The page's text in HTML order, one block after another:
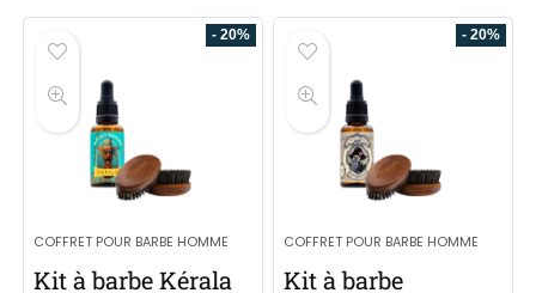
- 20%
COFFRET POUR BARBE HOMME
Kit à barbe Kérala
- 20%
COFFRET POUR BARBE HOMME
Kit à barbe